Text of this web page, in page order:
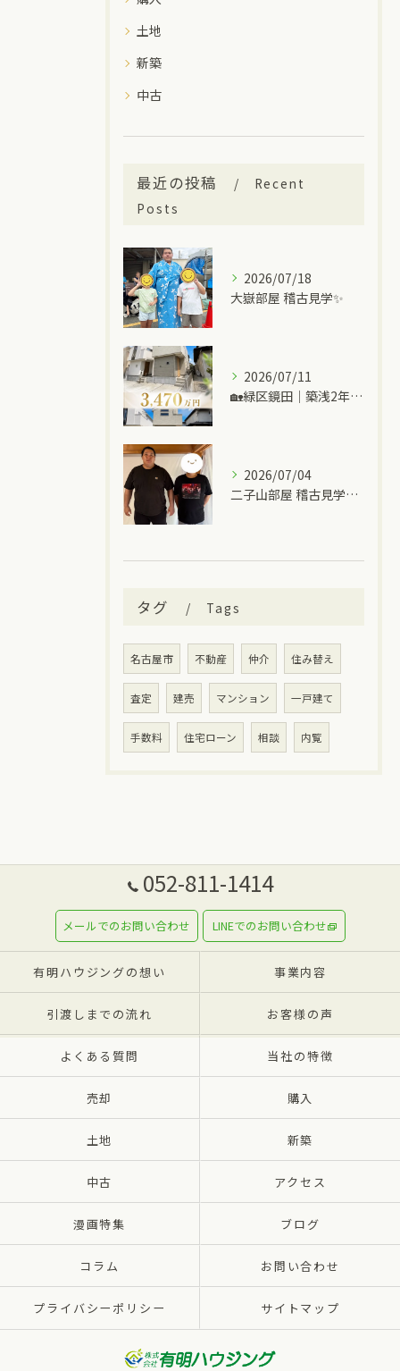
土地
新築
中古
最近の投稿
Recent
Posts
2026/07/18
大嶽部屋 稽古見学✨
2026/07/11
🏡緑区鏡田｜築浅2年の中古一戸建て
2026/07/04
二子山部屋 稽古見学＆ちゃんこ🍲
タグ Tags
名古屋市 不動産 仲介 住み替え
査定 建売 マンション 一戸建て
手数料 住宅ローン 相談 内覧
052-811-1414
メールでのお問い合わせ LINEでのお問い合わせ
有明ハウジングの想い 事業内容
引渡しまでの流れ お客様の声
よくある質問 当社の特徴
売却 購入
土地 新築
中古 アクセス
漫画特集 ブログ
コラム お問い合わせ
プライバシーポリシー サイトマップ